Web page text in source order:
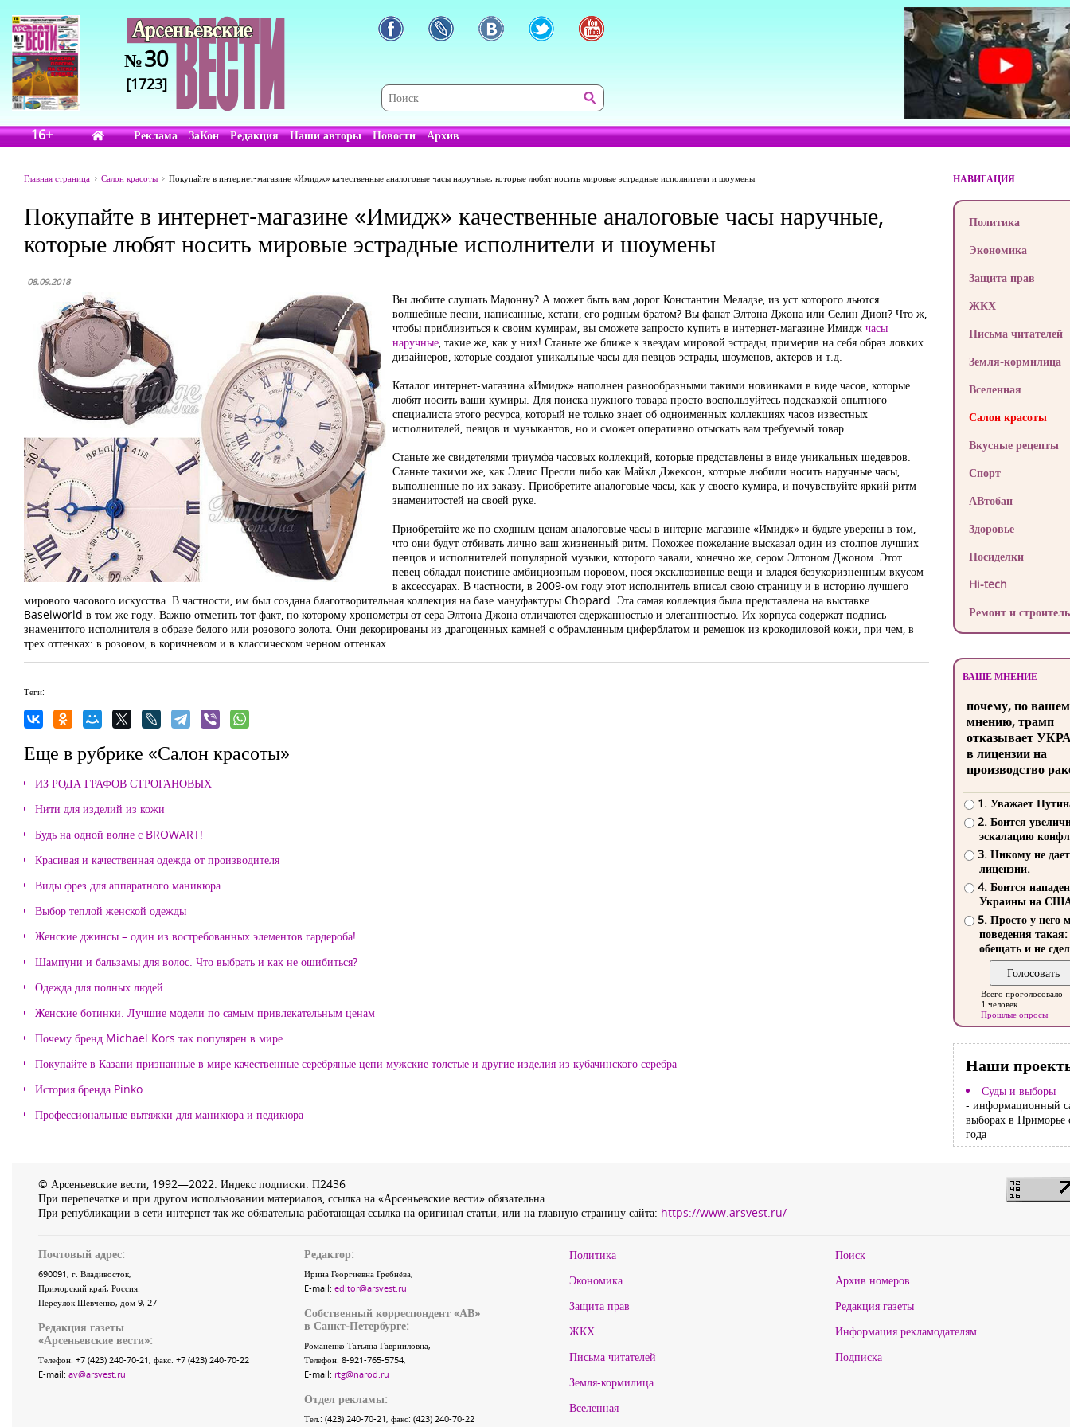
№30
[1723]
16+ Реклама ЗаКон Редакция Наши авторы Новости Архив
Главная страница Салон красоты Покупайте в интернет-магазине «Имидж» качественные аналоговые часы наручные, которые любят носить мировые эстрадные исполнители и шоумены
Покупайте в интернет-магазине «Имидж» качественные аналоговые часы наручные,
которые любят носить мировые эстрадные исполнители и шоумены
08.09.2018
Вы любите слушать Мадонну? А может быть вам дорог Константин Меладзе, из уст которого льются
волшебные песни, написанные, кстати, его родным братом? Вы фанат Элтона Джона или Селин Дион? Что ж,
чтобы приблизиться к своим кумирам, вы сможете запросто купить в интернет-магазине Имидж часы
наручные, такие же, как у них! Станьте же ближе к звездам мировой эстрады, примерив на себя образ ловких
дизайнеров, которые создают уникальные часы для певцов эстрады, шоуменов, актеров и т.д.
Каталог интернет-магазина «Имидж» наполнен разнообразными такими новинками в виде часов, которые
любят носить ваши кумиры. Для поиска нужного товара просто воспользуйтесь подсказкой опытного
специалиста этого ресурса, который не только знает об одноименных коллекциях часов известных
исполнителей, певцов и музыкантов, но и сможет оперативно отыскать вам требуемый товар.
Станьте же свидетелями триумфа часовых коллекций, которые представлены в виде уникальных шедевров.
Станьте такими же, как Элвис Пресли либо как Майкл Джексон, которые любили носить наручные часы,
выполненные по их заказу. Приобретите аналоговые часы, как у своего кумира, и почувствуйте яркий ритм
знаменитостей на своей руке.
Приобретайте же по сходным ценам аналоговые часы в интерне-магазине «Имидж» и будьте уверены в том,
что они будут отбивать лично ваш жизненный ритм. Похожее пожелание высказал один из столпов лучших
певцов и исполнителей популярной музыки, которого завали, конечно же, сером Элтоном Джоном. Этот
певец обладал поистине амбициозным норовом, нося эксклюзивные вещи и владея безукоризненным вкусом
в аксессуарах. В частности, в 2009-ом году этот исполнитель вписал свою страницу и в историю лучшего
мирового часового искусства. В частности, им был создана благотворительная коллекция на базе мануфактуры Chopard. Эта самая коллекция была представлена на выставке
Baselworld в том же году. Важно отметить тот факт, по которому хронометры от сера Элтона Джона отличаются сдержанностью и элегантностью. Их корпуса содержат подпись
знаменитого исполнителя в образе белого или розового золота. Они декорированы из драгоценных камней с обрамленным циферблатом и ремешок из крокодиловой кожи, при чем, в
трех оттенках: в розовом, в коричневом и в классическом черном оттенках.
Теги:
Еще в рубрике «Салон красоты»
ИЗ РОДА ГРАФОВ СТРОГАНОВЫХ
Нити для изделий из кожи
Будь на одной волне с BROWART!
Красивая и качественная одежда от производителя
Виды фрез для аппаратного маникюра
Выбор теплой женской одежды
Женские джинсы – один из востребованных элементов гардероба!
Шампуни и бальзамы для волос. Что выбрать и как не ошибиться?
Одежда для полных людей
Женские ботинки. Лучшие модели по самым привлекательным ценам
Почему бренд Michael Kors так популярен в мире
Покупайте в Казани признанные в мире качественные серебряные цепи мужские толстые и другие изделия из кубачинского серебра
История бренда Pinko
Профессиональные вытяжки для маникюра и педикюра
НАВИГАЦИЯ
Политика
Экономика
Защита прав
ЖКХ
Письма читателей
Земля-кормилица
Вселенная
Салон красоты
Вкусные рецепты
Спорт
АВтобан
Здоровье
Посиделки
Hi-tech
Ремонт и
ВАШЕ МНЕНИЕ
почему, по
мнению, трамп
отказывает
в лицензии на
производство
1. Уважает
2. Боится
эскалацию
3. Никому не
лицензии.
4. Боится
Украины на
5. Просто у него
поведения такая:
обещать и не
Всего проголосовало
1 человек
Прошлые опросы
Наши
Суды и выборы
- информационный
выборах в Приморье
года
© Арсеньевские вести, 1992—2022. Индекс подписки: П2436
При перепечатке и при другом использовании материалов, ссылка на «Арсеньевские вести» обязательна.
При републикации в сети интернет так же обязательна работающая ссылка на оригинал статьи, или на главную страницу сайта: https://www.arsvest.ru/
Почтовый адрес:
690091, г. Владивосток,
Приморский край, Россия.
Переулок Шевченко, дом 9, 27
Редакция газеты
«Арсеньевские вести»:
Телефон: +7 (423) 240-70-21, факс: +7 (423) 240-70-22
E-mail: av@arsvest.ru
Редактор:
Ирина Георгиевна Гребнёва,
E-mail: editor@arsvest.ru
Собственный корреспондент «АВ»
в Санкт-Петербурге:
Романенко Татьяна Гаврииловна,
Телефон: 8-921-765-5754,
E-mail: rtg@narod.ru
Отдел рекламы:
Тел.: (423) 240-70-21, факс: (423) 240-70-22
Политика
Экономика
Защита прав
ЖКХ
Письма читателей
Земля-кормилица
Вселенная
Поиск
Архив номеров
Редакция газеты
Информация рекламодателям
Подписка